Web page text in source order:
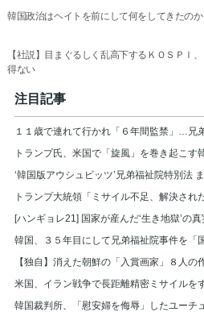
韓国政治はヘイトを前にして何をしてきたのか
【社説】目まぐるしく乱高下するＫＯＳＰＩ
得ない
注目記事
１１歳で連れて行かれ「６年間監禁」…兄
‘韓国版アウシュビッツ’兄弟福祉院特別法
[ハンギョレ21] 国家が産んだ‘生き地獄’の真
【独自】消えた朝鮮の「入賞画家」８人
米国、イラン戦争で長距離精密ミサイルを